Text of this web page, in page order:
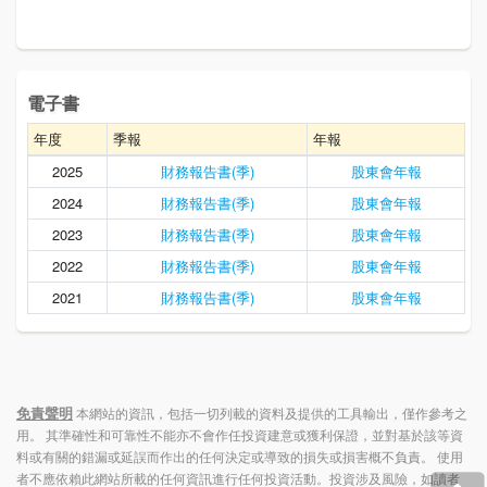
電子書
年度 季報
年報
2025
財務報告書(季)
股東會年報
2024
財務報告書(季)
股東會年報
2023
財務報告書(季)
股東會年報
2022
財務報告書(季)
股東會年報
2021
財務報告書(季) 股東會年報
免責聲明本網站的資訊，包括一切列載的資料及提供的工具輸出，僅作參考之
用。 其準確性和可靠性不能亦不會作任投資建意或獲利保證，並對基於該等資
料或有關的錯漏或延誤而作出的任何決定或導致的損失或損害概不負責。 使用
者不應依賴此網站所載的任何資訊進行任何投資活動。投資涉及風險，如讀者